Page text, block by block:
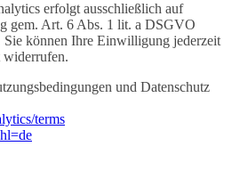
erfolgt ausschließlich auf
gem. Art. 6 Abs. 1 lit. a DSGVO
können Ihre Einwilligung jederzeit
und Datenschutz
terms